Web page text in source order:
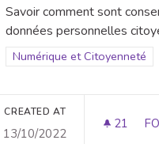
Savoir comment sont
données personnelles
Filter results for scope:
Numérique et Citoyenneté
CREATED AT
13/10/2022
21 21